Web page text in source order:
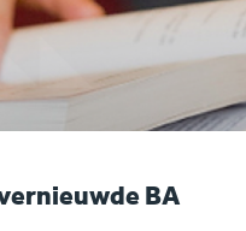
BA